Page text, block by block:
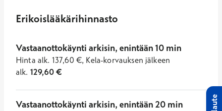
Erikoislääkärihinnasto
Vastaanottokäynti arkisin, enintään 10 min
Hinta alk. 137,60 €, Kela-korvauksen jälkeen
alk. 129,60€
Vastaanottokäynti arkisin, enintään 20 min